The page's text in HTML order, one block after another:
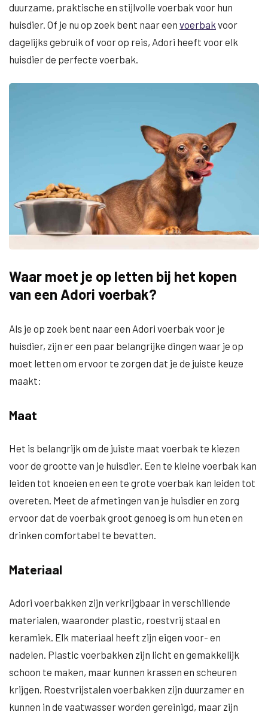
duurzame, praktische en stijlvolle voerbak voor hun
huisdier. Of je nu op zoek bent naar een voerbak voor
dagelijks gebruik of voor op reis, Adori heeft voor elk
huisdier de perfecte voerbak.
Waar moet je op letten bij het kopen
van een Adori voerbak?
Als je op zoek bent naar een Adori voerbak voor je
huisdier, zijn er een paar belangrijke dingen waar je op
moet letten om ervoor te zorgen dat je de juiste keuze
maakt:
Maat
Het is belangrijk om de juiste maat voerbak te kiezen
voor de grootte van je huisdier. Een te kleine voerbak kan
leiden tot knoeien en een te grote voerbak kan leiden tot
overeten. Meet de afmetingen van je huisdier en zorg
ervoor dat de voerbak groot genoeg is om hun eten en
drinken comfortabel te bevatten.
Materiaal
Adori voerbakken zijn verkrijgbaar in verschillende
materialen, waaronder plastic, roestvrij staal en
keramiek. Elk materiaal heeft zijn eigen voor- en
nadelen. Plastic voerbakken zijn licht en gemakkelijk
schoon te maken, maar kunnen krassen en scheuren
krijgen. Roestvrijstalen voerbakken zijn duurzamer en
kunnen in de vaatwasser worden gereinigd, maar zijn